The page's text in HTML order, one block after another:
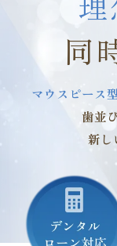
お気
同
マウスピース
歯並
新し